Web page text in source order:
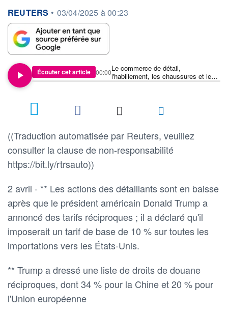
information fournie par
REUTERS • 03/04/2025 à 00:23
Écouter cet article
Le commerce de détail,
l'habillement, les chaussures et les
magasins à un dollar chutent après
00:00
((Traduction automatisée par Reuters, veuillez
consulter la clause de non-responsabilité
https://bit.ly/rtrsauto))
2 avril - ** Les actions des détaillants sont en baisse
après que le président américain Donald Trump a
annoncé des tarifs réciproques ; il a déclaré qu'il
imposerait un tarif de base de 10 % sur toutes les
importations vers les États-Unis.
** Trump a dressé une liste de droits de douane
réciproques, dont 34 % pour la Chine et 20 % pour
l'Union européenne